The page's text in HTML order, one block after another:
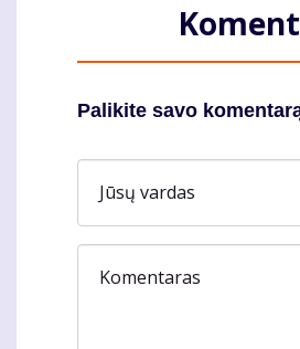
Palikite savo
Jūsų vardas
Komentaras